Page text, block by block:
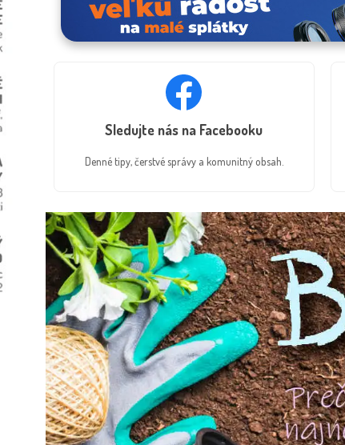
Sledujte nás na Facebooku
Denné tipy, čerstvé správy a komunitný obsah.